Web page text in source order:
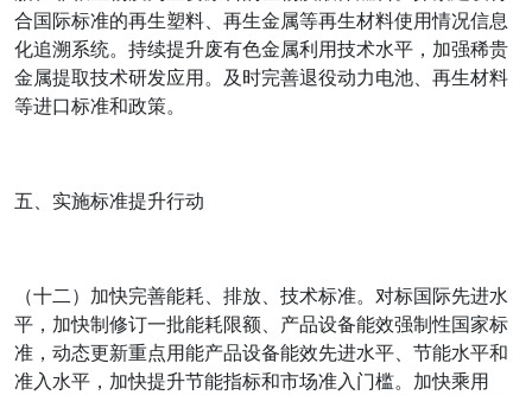
合国际标准的再生塑料、再生金属等再生材料使用情况信息
化追溯系统。持续提升废有色金属利用技术水平，加强稀贵
金属提取技术研发应用。及时完善退役动力电池、再生材料
等进口标准和政策。
五、实施标准提升行动
（十二）加快完善能耗、排放、技术标准。对标国际先进水
平，加快制修订一批能耗限额、产品设备能效强制性国家标
准，动态更新重点用能产品设备能效先进水平、节能水平和
准入水平，加快提升节能指标和市场准入门槛。加快乘用